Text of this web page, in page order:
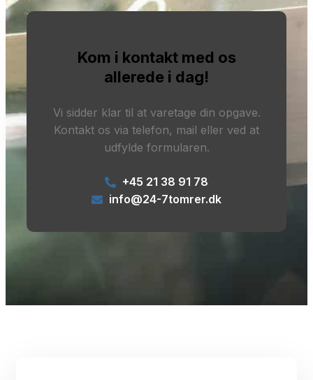
Kom i kontakt med os
allerede i dag!
Vi sidder klar til at varetage din opgave.
Kontakt os via telefon, mail eller ved at
udfylde formularen.
+45 21 38 91 78
info@24-7tomrer.dk